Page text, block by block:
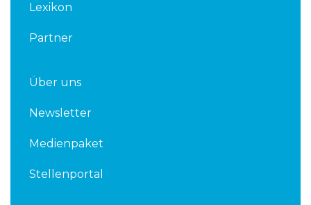
Lexikon
Partner
Über uns
Newsletter
Medienpaket
Stellenportal